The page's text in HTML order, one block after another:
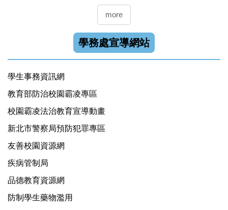
more
學務處宣導網站
學生事務資訊網
教育部防治校園霸凌專區
校園霸凌法治教育宣導動畫
新北市警察局預防犯罪專區
友善校園資源網
疾病管制局
品德教育資源網
防制學生藥物濫用